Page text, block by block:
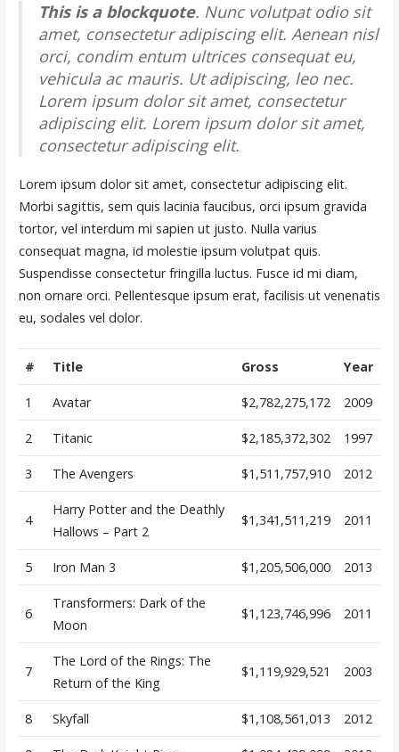
This is a blockquote. Nunc volutpat odio sit
amet, consectetur adipiscing elit. Aenean nisl
orci, condim entum ultrices consequat eu,
vehicula ac mauris. Ut adipiscing, leo nec.
Lorem ipsum dolor sit amet, consectetur
adipiscing elit. Lorem ipsum dolor sit amet,
consectetur adipiscing elit.
Lorem ipsum dolor sit amet, consectetur adipiscing elit.
Morbi sagittis, sem quis lacinia faucibus, orci ipsum gravida
tortor, vel interdum mi sapien ut justo. Nulla varius
consequat magna, id molestie ipsum volutpat quis.
Suspendisse consectetur fringilla luctus. Fusce id mi diam,
non ornare orci. Pellentesque ipsum erat, facilisis ut venenatis
eu, sodales vel dolor.
# Title Gross Year
1 Avatar $2,782,275,172 2009
2 Titanic $2,185,372,302 1997
3 The Avengers $1,511,757,910 2012
4
Harry Potter and the Deathly
Hallows – Part 2
$1,341,511,219 2011
5 Iron Man 3 $1,205,506,000 2013
6
Transformers: Dark of the
Moon
$1,123,746,996 2011
7
The Lord of the Rings: The
Return of the King
$1,119,929,521 2003
8 Skyfall $1,108,561,013 2012